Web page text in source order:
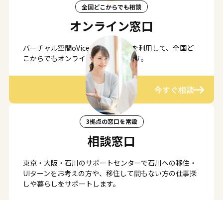
全国どこからでも相談
オンライン窓口
バーチャル空間oVice（オヴィス）を利用して、全国ど
こからでもオンライン相談ができます。
今すぐ相談
3拠点の窓口を常設
相談窓口
東京・大阪・石川のサポートセンターで石川への移住・
UIターンをお考えの方や、移住して間もない方の仕事探
しや暮らしをサポートします。